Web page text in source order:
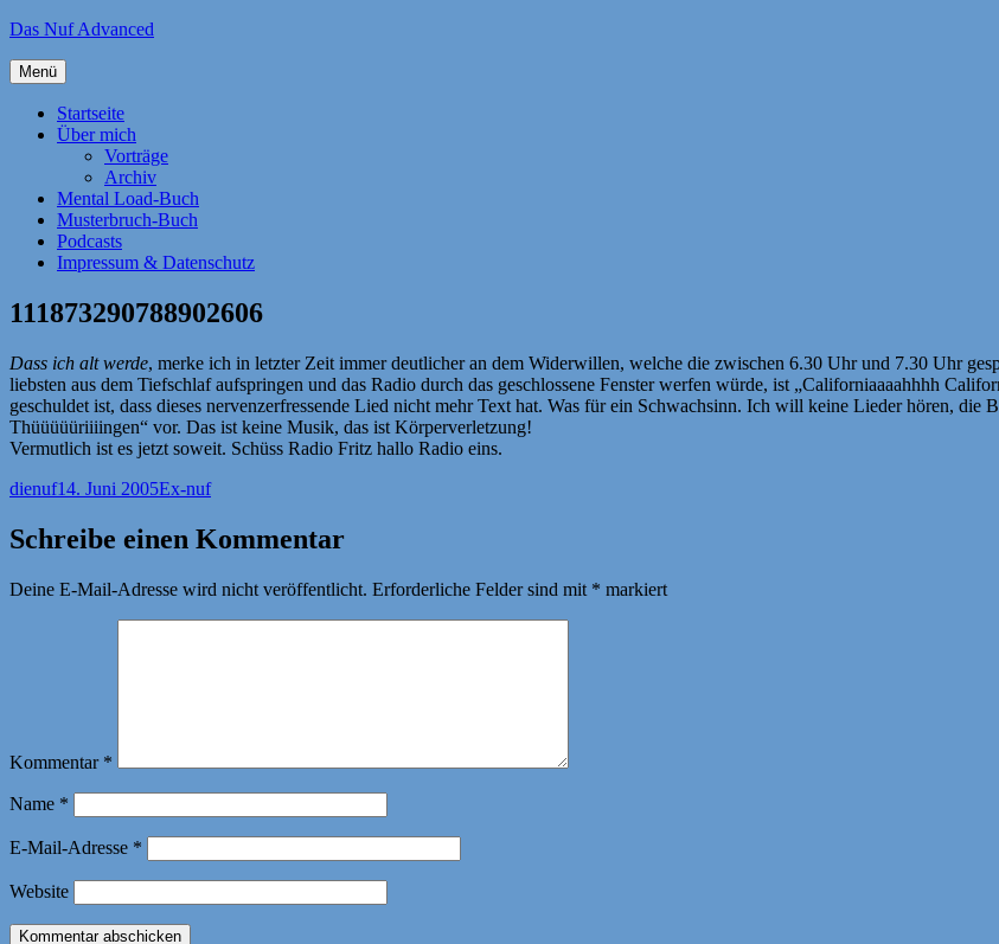
Zum
springen
Das Nuf Advanced
Menü
Startseite
Über mich
Vorträge
Archiv
Mental Load-Buch
Musterbruch-Buch
Podcasts
Impressum & Datenschutz
111873290788902606
Dass ich alt werde, merke ich in letzter Zeit immer deutlicher an dem Widerwillen, welche die zwischen 6.30 Uhr und 7.30 Uhr
liebsten aus dem Tiefschlaf aufspringen und das Radio durch das geschlossene Fenster werfen würde, ist „Californiaaaahhhh
geschuldet ist, dass dieses nervenzerfressende Lied nicht mehr Text hat. Was für ein Schwachsinn. Ich will keine Lieder hören, die
Thüüüüüriiiingen“ vor. Das ist keine Musik, das ist Körperverletzung!
Vermutlich ist es jetzt soweit. Schüss Radio Fritz hallo Radio eins.
Autor
dienufVeröffentlicht
14. Juni 2005Kategorien
Ex-nuf
Schreibe einen Kommentar
Deine E-Mail-Adresse wird nicht veröffentlicht. Erforderliche Felder sind mit * markiert
Kommentar *
Name *
E-Mail-Adresse *
Website